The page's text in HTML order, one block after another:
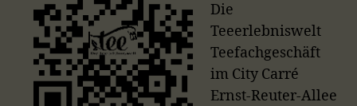
Die
Teeerlebniswelt
Teefachgeschäft
im City Carré
Ernst-Reuter-Allee